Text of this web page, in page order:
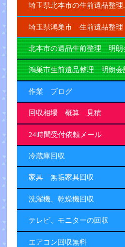
埼玉県北本市の生前遺品整理
埼玉県鴻巣市 生前遺品整
北本市の遺品生前整理 明
鴻巣市生前遺品整理 明朗
作業 ブログ
回収相場 概算 見積
24時間受付依頼メール
冷蔵庫回収
家具 無垢家具回収
洗濯機、乾燥機回収
テレビ、モニターの回収
エアコン回収無料